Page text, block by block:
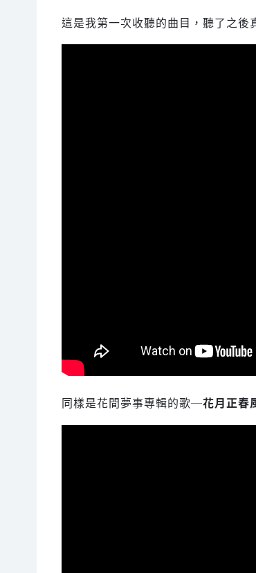
這是我第一次收聽的曲目，聽了之後
同樣是花間夢事專輯的歌─花月正春